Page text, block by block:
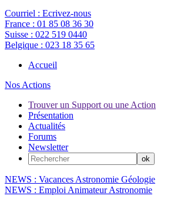
Courriel : Ecrivez-nous
France : 01 85 08 36 30
Suisse : 022 519 0440
Belgique : 023 18 35 65
Accueil
Nos Actions
Trouver un Support ou une Action
Présentation
Actualités
Forums
Newsletter
NEWS : Vacances Astronomie Géologie
NEWS : Emploi Animateur Astronomie